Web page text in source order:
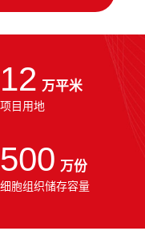
12 万平米
项目用地
500 万份
细胞组织储存容量